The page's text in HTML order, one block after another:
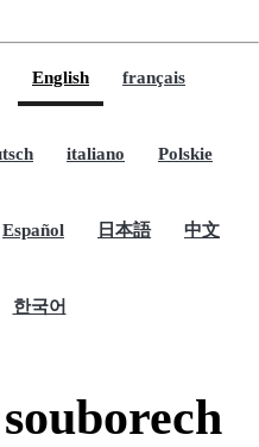
English français
italiano Polskie
Español 日本語 中文
한국어